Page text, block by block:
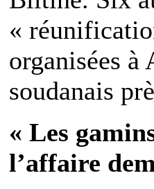
«
organisées
soudanais
« Les
l’affaire